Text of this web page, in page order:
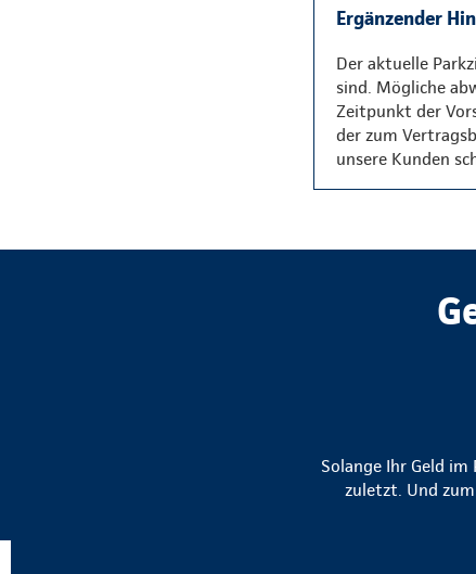
Ergänzender
Der aktuelle
sind. Mögliche
Zeitpunkt der
der zum
unsere Kunden
Solange Ihr Geld
zuletzt. Und